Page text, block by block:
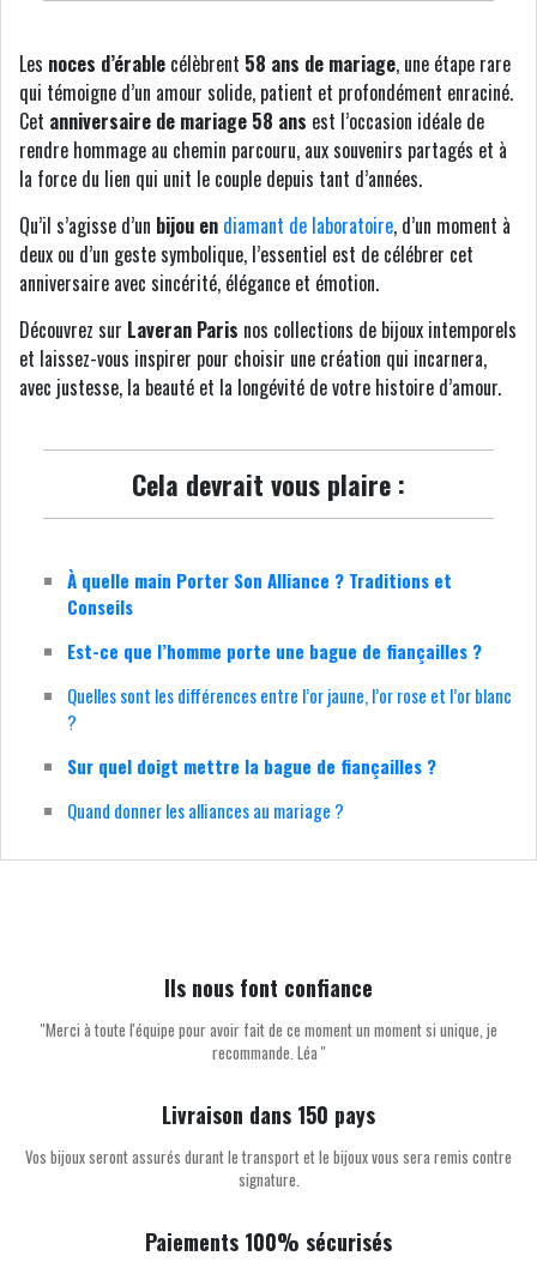
Les noces d’érable célèbrent 58 ans de mariage, une étape rare
qui témoigne d’un amour solide, patient et profondément enraciné.
Cet anniversaire de mariage 58 ans est l’occasion idéale de
rendre hommage au chemin parcouru, aux souvenirs partagés et à
la force du lien qui unit le couple depuis tant d’années.
Qu’il s’agisse d’un bijou en diamant de laboratoire, d’un moment à
deux ou d’un geste symbolique, l’essentiel est de célébrer cet
anniversaire avec sincérité, élégance et émotion.
Découvrez sur Laveran Paris nos collections de bijoux intemporels
et laissez-vous inspirer pour choisir une création qui incarnera,
avec justesse, la beauté et la longévité de votre histoire d’amour.
Cela devrait vous plaire :
À quelle main Porter Son Alliance ? Traditions et
Conseils
Est-ce que l’homme porte une bague de fiançailles ?
Quelles sont les différences entre l’or jaune, l’or rose et l’or blanc
?
Sur quel doigt mettre la bague de fiançailles ?
Quand donner les alliances au mariage ?
Ils nous font confiance
''Merci à toute l'équipe pour avoir fait de ce moment un moment si unique, je
recommande. Léa ''
Livraison dans 150 pays
Vos bijoux seront assurés durant le transport et le bijoux vous sera remis contre
signature.
Paiements 100% sécurisés